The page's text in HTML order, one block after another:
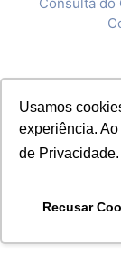
Usamos
experiência.
de Privacidade.
Recusar
Consulta do
CNPJ: 92.238.914/